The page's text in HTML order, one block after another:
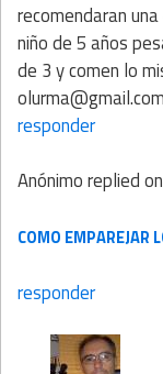
recomendaran
niño de 5 años
de 3 y comen lo
olurma@gmail.com
responder
Anónimoreplied on
COMO EMPAREJAR
responder